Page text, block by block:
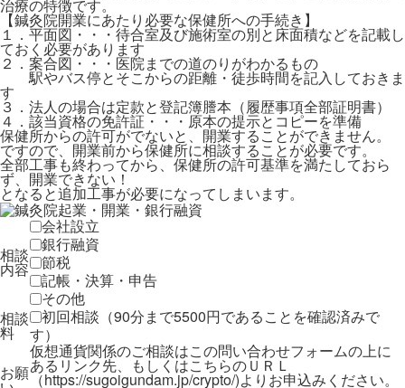
治療の特徴です。
【鍼灸院開業にあたり必要な保健所への手続き】
１．平面図・・・待合室及び施術室の別と床面積などを記載し
ておく必要があります
２．案合図・・・医院までの道のりがわかるもの
駅やバス停とそこからの距離・徒歩時間を記入しておきま
す
３．法人の場合は定款と登記簿謄本（履歴事項全部証明書）
４．該当資格の免許証・・・原本の提示とコピーを準備
保健所からの許可がでないと、開業することができません。
ですので、開業前から保健所に相談することが必要です。
全部工事も終わってから、保健所の許可基準を満たしておら
ず、開業できない！
となると追加工事が必要になってしまいます。
相談
内容
会社設立
銀行融資
節税
記帳・決算・申告
その他
相談
料
初回相談（90分まで5500円であることを確認済みで
す）
お願
仮想通貨関係のご相談はこの問い合わせフォームの上に
あるリンク先、もしくはこちらのＵＲＬ
（https://sugoigundam.jp/crypto/)よりお申込みください。